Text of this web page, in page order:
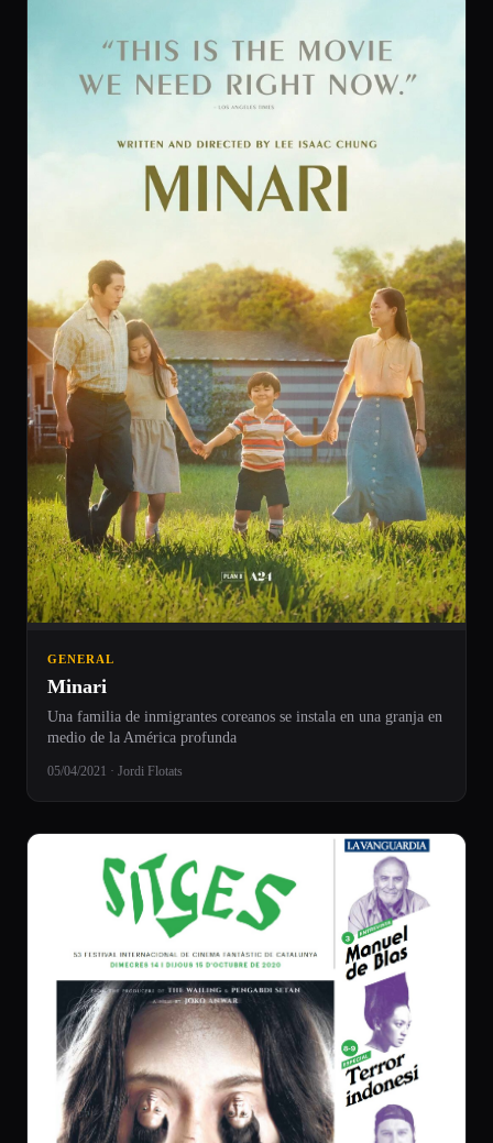
GENERAL
Minari
Una familia de inmigrantes coreanos se instala en una granja en
medio de la América profunda
05/04/2021 · Jordi Flotats